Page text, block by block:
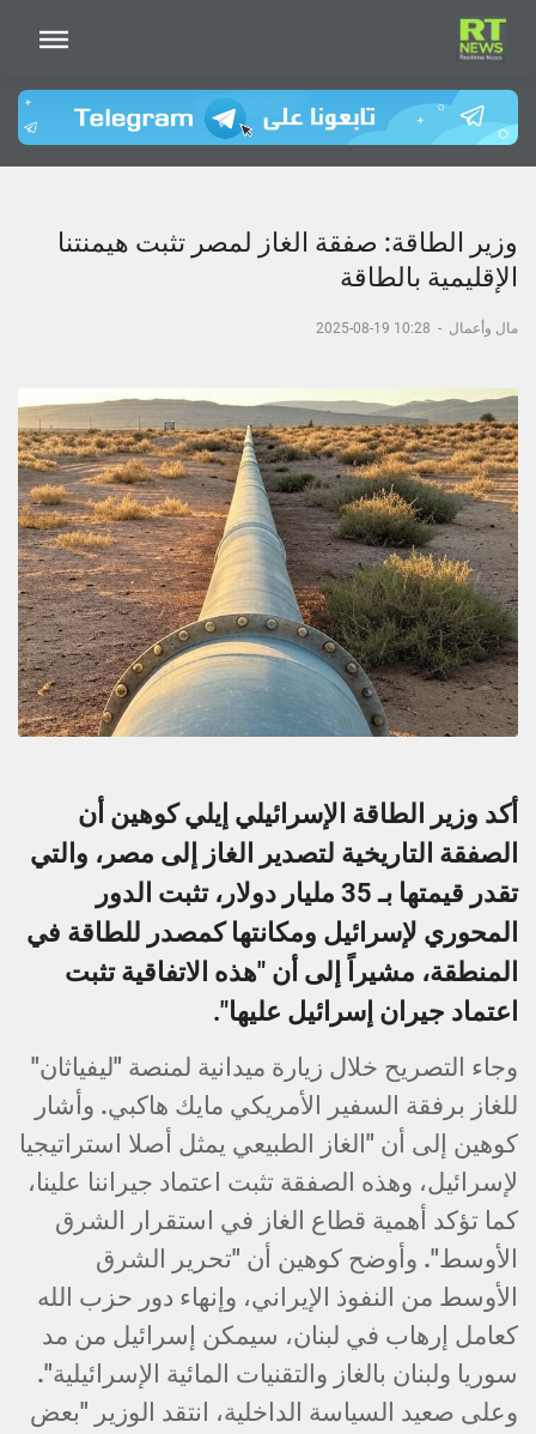
وزير الطاقة: صفقة الغاز لمصر تثبت هيمنتنا
الإقليمية بالطاقة
مال وأعمال -
10:28 19-08-2025
أكد وزير الطاقة الإسرائيلي إيلي كوهين أن
الصفقة التاريخية لتصدير الغاز إلى مصر، والتي
تقدر قيمتها بـ 35 مليار دولار، تثبت الدور
المحوري لإسرائيل ومكانتها كمصدر للطاقة في
المنطقة، مشيراً إلى أن "هذه الاتفاقية تثبت
اعتماد جيران إسرائيل عليها".
وجاء التصريح خلال زيارة ميدانية لمنصة "ليفياثان"
للغاز برفقة السفير الأمريكي مايك هاكبي. وأشار
كوهين إلى أن "الغاز الطبيعي يمثل أصلا استراتيجيا
لإسرائيل، وهذه الصفقة تثبت اعتماد جيراننا علينا،
كما تؤكد أهمية قطاع الغاز في استقرار الشرق
الأوسط". وأوضح كوهين أن "تحرير الشرق
الأوسط من النفوذ الإيراني، وإنهاء دور حزب الله
كعامل إرهاب في لبنان، سيمكن إسرائيل من مد
سوريا ولبنان بالغاز والتقنيات المائية الإسرائيلية".
وعلى صعيد السياسة الداخلية، انتقد الوزير "بعض